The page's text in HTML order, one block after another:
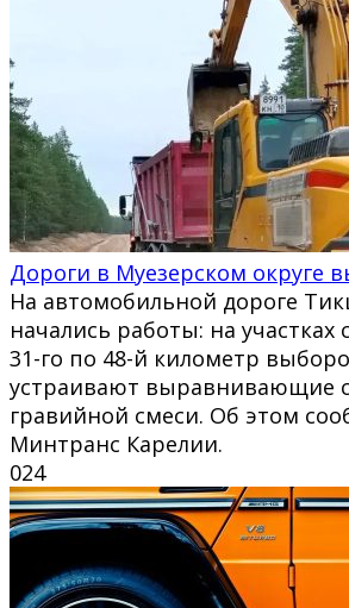
Дороги в Муезерском округе
На автомобильной дороге
начались работы: на участках
31-го по 48-й километр
устраивают выравнивающие
гравийной смеси. Об этом
Минтранс Карелии.
024